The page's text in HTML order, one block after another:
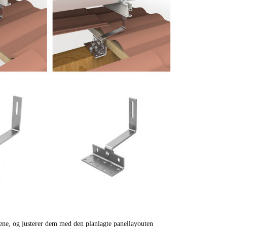
og justerer dem med den planlagte panellayouten